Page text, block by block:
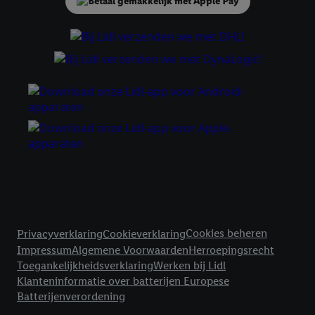
PrivacyverklaringCookieverklaringCookies beheren
ImpressumAlgemene VoorwaardenHerroepingsrecht
ToegankelijkheidsverklaringWerken bij Lidl
Klanteninformatie over batterijen Europese
Batterijenverordening
met eventuele andere identifiers of met identifiers waarover
Onder "Aanpassen" kun je aangeven met welke cookies en
vergelijkbare technieken en met welke verwerkingsdoeleinden
gegevensverwerking.
Door te klikken op "Weigeren", kies je voor de optie dat er enkel
technisch noodzakelijke cookies en vergelijkbare technieken
worden gebruikt.
website hier.Klikhiervoor meer informatie over de cookies die
wij inzetten.